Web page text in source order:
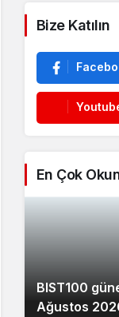
Bize Katılın
En Çok
BIST100
Ağustos